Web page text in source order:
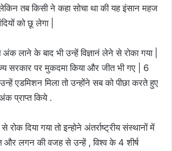
तब किसी ने कहा सोचा था की यह इंसान महज
को छू लेगा |
लाने के बाद भी उन्हें विज्ञानं लेने से रोका गया |
सरकार पर मुकदमा किया और जीत भी गए | 6
एडमिशन मिला तो उन्होंने सब को पीछा करते हुए
प्राप्त किये .
दिया गया तो इन्होने अंतर्राष्ट्रीय संस्थानों में
लगन की वजह से उन्हें , विश्व के 4 शीर्ष